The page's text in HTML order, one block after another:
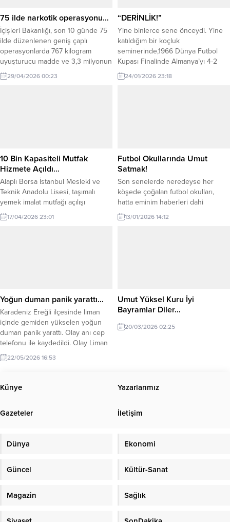
75 ilde narkotik operasyonu…
İçişleri Bakanlığı, son 10 günde 75
ilde düzenlenen geniş çaplı
operasyonlarda 767 kilogram
uyuşturucu madde ve 3,3 milyonun
üzerinde uyuşturucu hap ele
geçirildiğini, 638 şüphelinin
Müdürlüğü Narkotik Suçlarla
Mücadele...
29/04/2026 00:23
“DERİNLİK!”
Yine binlerce sene önceydi. Yine
katıldığım bir koçluk
seminerinde,1966 Dünya Futbol
Kupası Finalinde Almanya’yı 4-2
gibi “tartışmalı ancak tartışmasız” bir
şekilde yenen İngiltere’nin o
24/01/2026 23:18
10 Bin Kapasiteli Mutfak
Hizmete Açıldı…
Alaplı Borsa İstanbul Mesleki ve
Teknik Anadolu Lisesi, taşımalı
yemek imalat mutfağı açılışı
gerçekleştirdi. 10 bin kişilik üretim
kapasiteli mutfak, Alaplı’da taşımalı
17/04/2026 23:01
Futbol Okullarında Umut
Satmak!
Son senelerde neredeyse her
köşede çoğalan futbol okulları,
hatta eminim haberleri dahi
olmayan PSG’sinden tut
Manchester City’sine kadar futbol
planlamıştım; fakat...
13/01/2026 14:12
Yoğun duman panik yarattı…
Karadeniz Ereğli ilçesinde liman
içinde gemiden yükselen yoğun
duman panik yarattı. Olay anı cep
telefonu ile kaydedildi. Olay Liman
girişinde meydana geldi. İddiaya
göre liman içinde demir atan
duman yükselmeye başladı. O anlar
cep telefonu ile kaydedilirken,
yaşanan sıkıntıdan kaynaklandığı...
22/05/2026 16:53
Umut Yüksel Kuru İyi
Bayramlar Diler…
20/03/2026 02:25
Künye Yazarlarımız
Gazeteler İletişim
Dünya Ekonomi
Güncel Kültür-Sanat
Magazin Sağlık